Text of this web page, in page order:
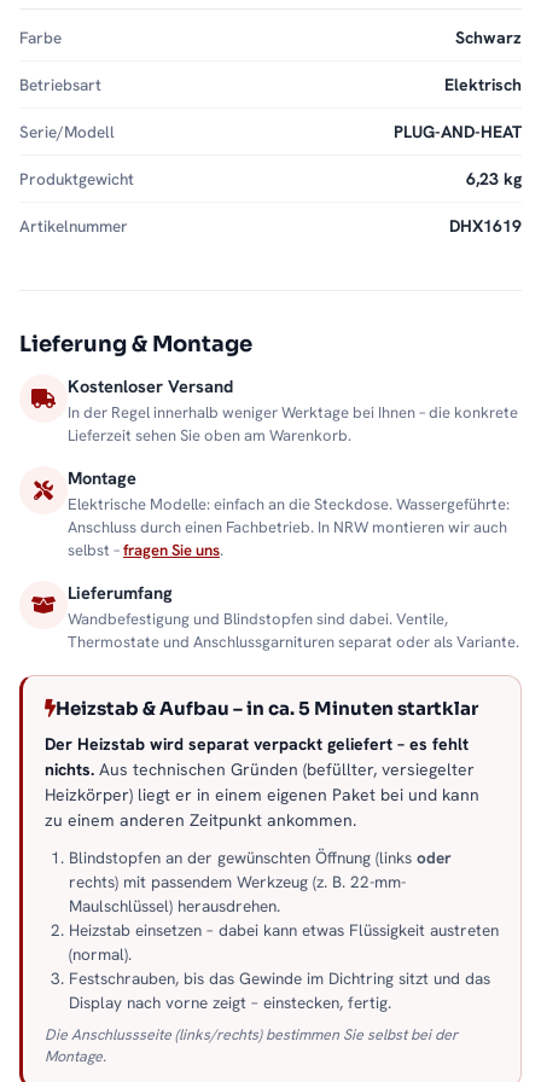
Farbe Schwarz
Betriebsart Elektrisch
Serie/Modell PLUG-AND-HEAT
Produktgewicht 6,23 kg
Artikelnummer DHX1619
Lieferung & Montage
Kostenloser Versand
In der Regel innerhalb weniger Werktage bei Ihnen – die konkrete
Lieferzeit sehen Sie oben am Warenkorb.
Montage
Elektrische Modelle: einfach an die Steckdose. Wassergeführte:
Anschluss durch einen Fachbetrieb. In NRW montieren wir auch
selbst –fragen Sie uns.
Lieferumfang
Wandbefestigung und Blindstopfen sind dabei. Ventile,
Thermostate und Anschlussgarnituren separat oder als Variante.
Heizstab & Aufbau – in ca. 5 Minuten startklar
Der Heizstab wird separat verpackt geliefert – es fehlt
nichts. Aus technischen Gründen (befüllter, versiegelter
Heizkörper) liegt er in einem eigenen Paket bei und kann
zu einem anderen Zeitpunkt ankommen.
Blindstopfen an der gewünschten Öffnung (links oder
rechts) mit passendem Werkzeug (z. B. 22-mm-
Maulschlüssel) herausdrehen.
Heizstab einsetzen – dabei kann etwas Flüssigkeit austreten
(normal).
Festschrauben, bis das Gewinde im Dichtring sitzt und das
Display nach vorne zeigt – einstecken, fertig.
Die Anschlussseite (links/rechts) bestimmen Sie selbst bei der
Montage.